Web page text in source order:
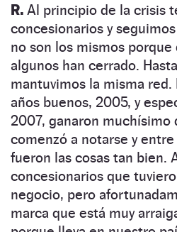
R. Al principio de la crisis
concesionarios y
no son los mismos
algunos han cerrado.
mantuvimos la misma
años buenos, 2005, y
2007, ganaron muchísimo
comenzó a notarse y
fueron las cosas tan bien.
concesionarios que
negocio, pero
marca que está muy